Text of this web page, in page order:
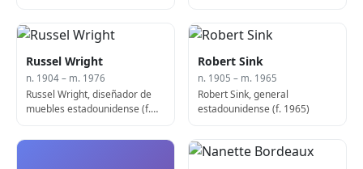
Russel Wright
n. 1904 – m. 1976
Russel Wright, diseñador de
muebles estadounidense (f.
Robert Sink
n. 1905 – m. 1965
Robert Sink, general
estadounidense (f. 1965)